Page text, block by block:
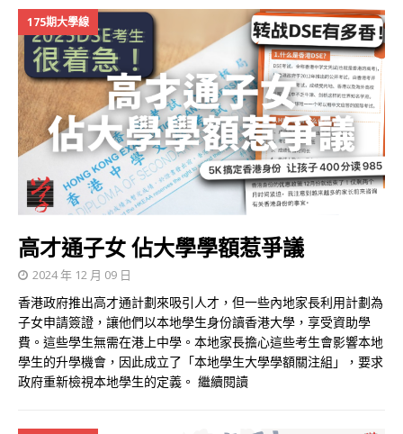
175期大學線
高才通子女 佔大學學額惹爭議
2024 年 12 月 09 日
香港政府推出高才通計劃來吸引人才，但一些內地家長利用計劃為
子女申請簽證，讓他們以本地學生身份讀香港大學，享受資助學
費。這些學生無需在港上中學。本地家長擔心這些考生會影響本地
學生的升學機會，因此成立了「本地學生大學學額關注組」，要求
政府重新檢視本地學生的定義。 繼續閱讀